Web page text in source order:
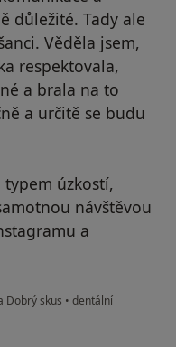
důležité. Tady ale
Věděla jsem,
respektovala,
a brala na to
a určitě se budu
úzkostí,
návštěvou
a
Dobrý skus • dentální